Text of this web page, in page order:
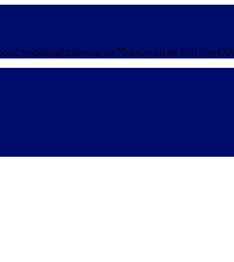
πορεία φτάνοντας τα 70 ακίνητα σε όλη την